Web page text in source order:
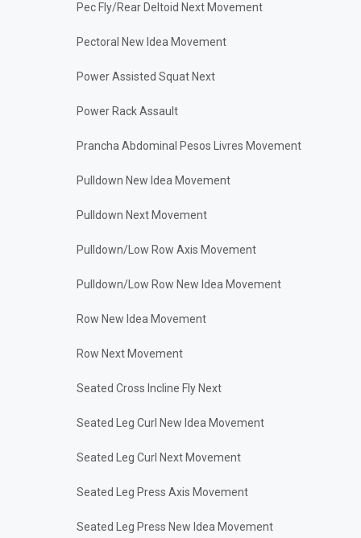
Pec Fly/Rear Deltoid Next Movement
Pectoral New Idea Movement
Power Assisted Squat Next
Power Rack Assault
Prancha Abdominal Pesos Livres Movement
Pulldown New Idea Movement
Pulldown Next Movement
Pulldown/Low Row Axis Movement
Pulldown/Low Row New Idea Movement
Row New Idea Movement
Row Next Movement
Seated Cross Incline Fly Next
Seated Leg Curl New Idea Movement
Seated Leg Curl Next Movement
Seated Leg Press Axis Movement
Seated Leg Press New Idea Movement